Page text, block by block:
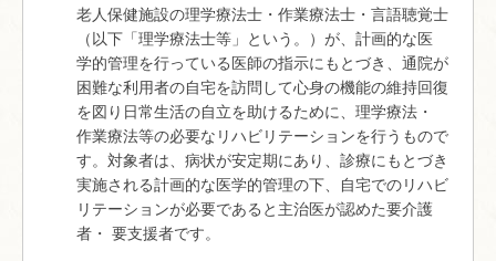
老人保健施設の理学療法士・作業療法士・言語聴覚士
（以下「理学療法士等」という。）が、計画的な医
学的管理を行っている医師の指示にもとづき、通院が
困難な利用者の自宅を訪問して心身の機能の維持回復
を図り日常生活の自立を助けるために、理学療法・
作業療法等の必要なリハビリテーションを行うもので
す。対象者は、病状が安定期にあり、診療にもとづき
実施される計画的な医学的管理の下、自宅でのリハビ
リテーションが必要であると主治医が認めた要介護
者・ 要支援者です。